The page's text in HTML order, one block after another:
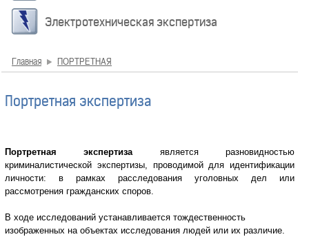
Электротехническая экспертиза
Главная ПОРТРЕТНАЯ
Портретная экспертиза
Портретная экспертиза является разновидностью
криминалистической экспертизы, проводимой для идентификации
личности: в рамках расследования уголовных дел или
рассмотрения гражданских споров.
В ходе исследований устанавливается тождественность
изображенных на объектах исследования людей или их различие.